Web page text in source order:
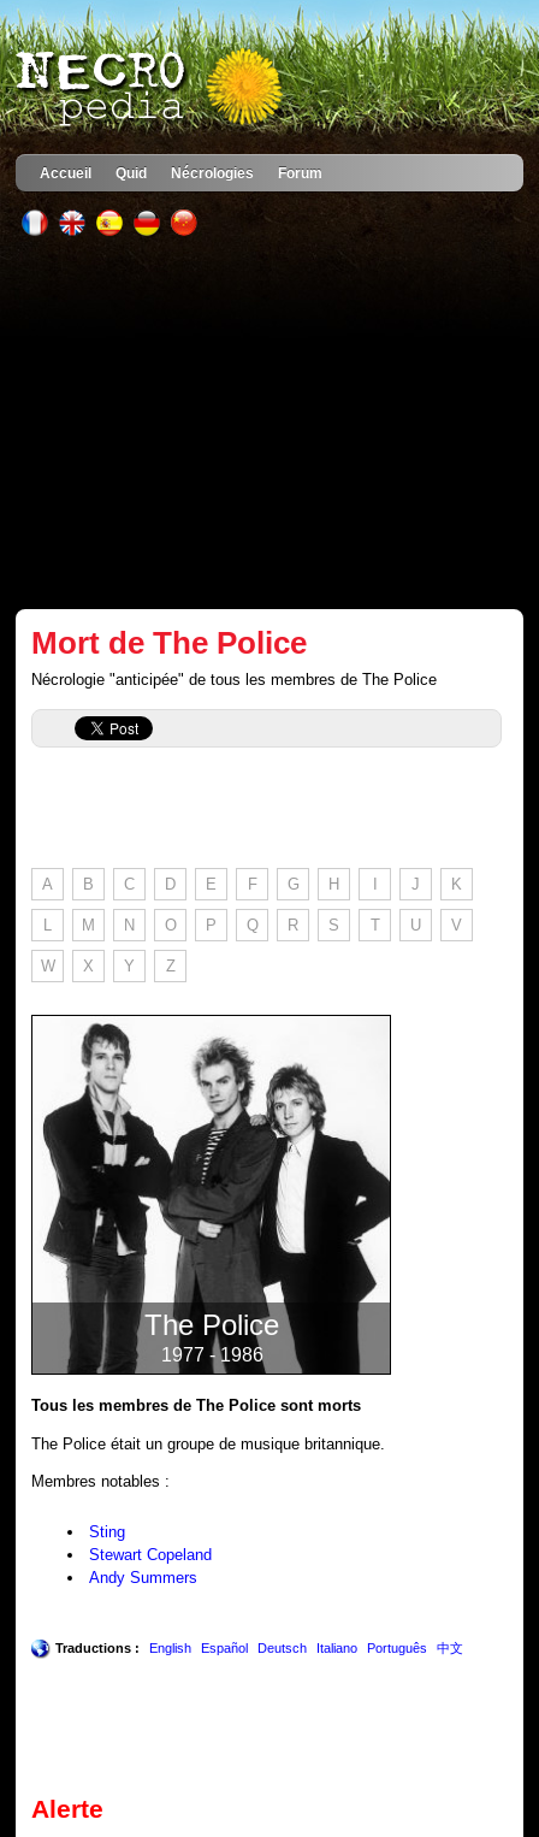
Accueil Quid Nécrologies Forum
Mort de The Police
Nécrologie "anticipée" de tous les membres de The Police
A B C D E F G H I J K
L M N O P Q R S T U V
W X Y Z
The Police
1977 - 1986
Tous les membres de The Police sont morts
The Police était un groupe de musique britannique.
Membres notables :
Sting
Stewart Copeland
Andy Summers
Traductions : English Español Deutsch Italiano Português 中文
Alerte